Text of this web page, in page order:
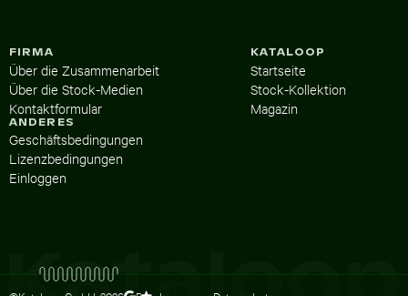
KATALOOP
Startseite
Stock-Kollektion
Magazin
FIRMA
Über die Zusammenarbeit
Über die Stock-Medien
Kontaktformular
ANDERES
Geschäftsbedingungen
Lizenzbedingungen
Einloggen